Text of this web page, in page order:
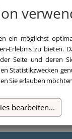
48,99 €
inkl.
ein möglichst
Erlebnis zu bieten.
Seite und deren
Statistikzwecken
Sie erlauben
bearbeiten...